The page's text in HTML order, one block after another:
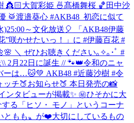
👸🏻大賀彩姫 🍜髙橋舞桜 🏀田中沙
🥁渡邉葵心 #AKB48_初恋に似て
)25:00～文化放送🎈 「AKB48伊藤
”咲かせたいっ！」に #伊藤百花 #
＼ ぜひお聴きください｡✧｡･ﾟ #
\\ 2月22日に誕生 // 🐾👑令和のニャ
ーは…🐱💚 AKB48 #近藤沙樹 #令
ッチ🍑お知らせ🍑 本日発売の📸
ンタビューが掲載✨ ㊙️ひそかに大
る「ヒソ・ モノ」というコーナ
ともも〟が❤️大切にしているもの